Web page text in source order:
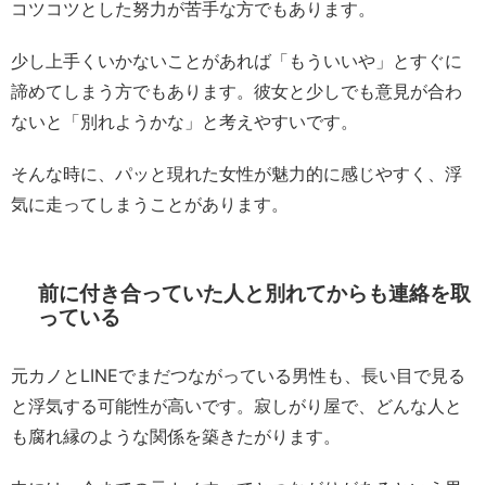
コツコツとした努力が苦手な方でもあります。
少し上手くいかないことがあれば「もういいや」とすぐに
諦めてしまう方でもあります。彼女と少しでも意見が合わ
ないと「別れようかな」と考えやすいです。
そんな時に、パッと現れた女性が魅力的に感じやすく、浮
気に走ってしまうことがあります。
前に付き合っていた人と別れてからも連絡を取
っている
元カノとLINEでまだつながっている男性も、長い目で見る
と浮気する可能性が高いです。寂しがり屋で、どんな人と
も腐れ縁のような関係を築きたがります。